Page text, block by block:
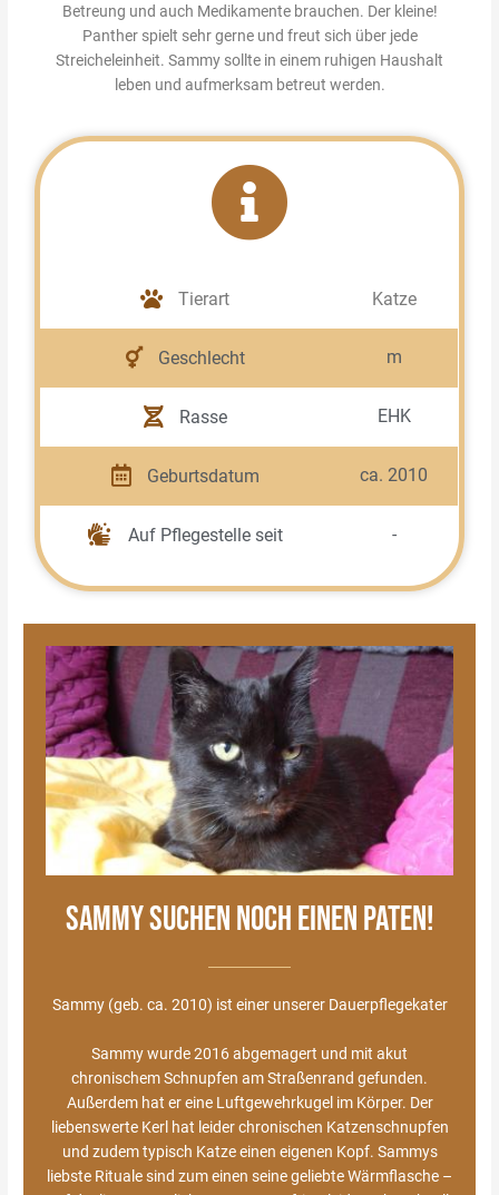
Betreung und auch Medikamente brauchen. Der kleine!
Panther spielt sehr gerne und freut sich über jede
Streicheleinheit. Sammy sollte in einem ruhigen Haushalt
leben und aufmerksam betreut werden.
Tierart Katze
Geschlecht m
Rasse EHK
Geburtsdatum ca. 2010
Auf Pflegestelle seit -
SAMMY SUCHEN NOCH EINEN PATEN!
Sammy (geb. ca. 2010) ist einer unserer Dauerpflegekater
Sammy wurde 2016 abgemagert und mit akut
chronischem Schnupfen am Straßenrand gefunden.
Außerdem hat er eine Luftgewehrkugel im Körper. Der
liebenswerte Kerl hat leider chronischen Katzenschnupfen
und zudem typisch Katze einen eigenen Kopf. Sammys
liebste Rituale sind zum einen seine geliebte Wärmflasche –